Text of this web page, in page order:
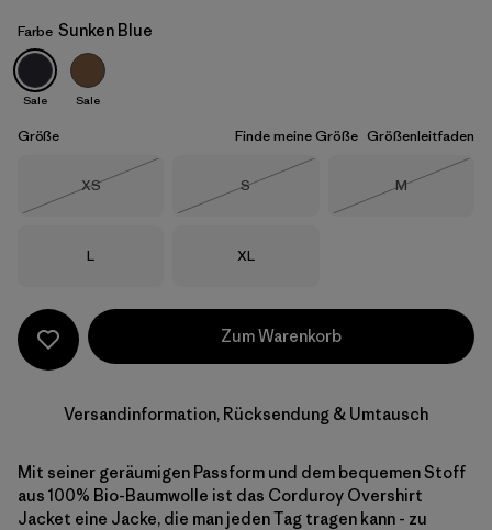
Sunken Blue
Farbe Sunken Blue
Sale Sale
Größe Finde meine Größe Größenleitfaden
Größe
XS
Größe
S
Größe
M
Größe
L Größe
XL
Zum Warenkorb
Versandinformation, Rücksendung & Umtausch
Mit seiner geräumigen Passform und dem bequemen Stoff
aus 100% Bio-Baumwolle ist das Corduroy Overshirt
Jacket eine Jacke, die man jeden Tag tragen kann - zu